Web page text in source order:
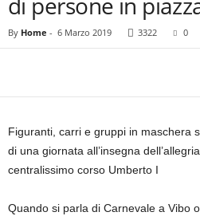
By Home - 6 Marzo 2019 3322 0
Figuranti, carri e gruppi in maschera
di una giornata all’insegna
centralissimo corso Umberto I
Quando si parla di Carnevale a Vibo